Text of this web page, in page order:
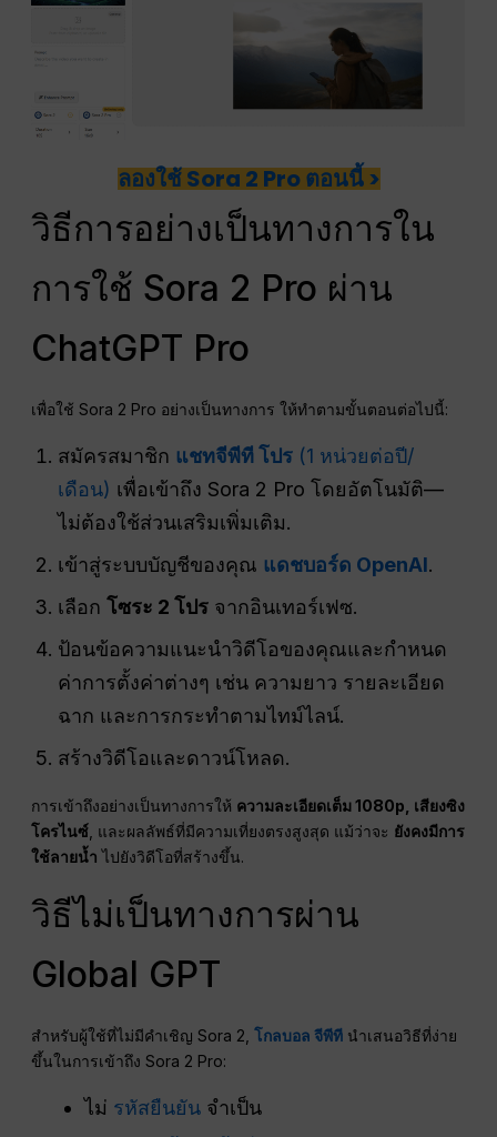
ลองใช้ Sora 2 Pro ตอนนี้ >
วิธีการอย่างเป็นทางการใน
การใช้ Sora 2 Pro ผ่าน
ChatGPT Pro
เพื่อใช้ Sora 2 Pro อย่างเป็นทางการ ให้ทำตามขั้นตอนต่อไปนี้:
สมัครสมาชิก แชทจีพีที โปร (1 หน่วยต่อปี/
เดือน) เพื่อเข้าถึง Sora 2 Pro โดยอัตโนมัติ—
ไม่ต้องใช้ส่วนเสริมเพิ่มเติม.
เข้าสู่ระบบบัญชีของคุณ แดชบอร์ด OpenAI.
เลือกโซระ 2 โปร จากอินเทอร์เฟซ.
ป้อนข้อความแนะนำวิดีโอของคุณและกำหนด
ค่าการตั้งค่าต่างๆ เช่น ความยาว รายละเอียด
ฉาก และการกระทำตามไทม์ไลน์.
สร้างวิดีโอและดาวน์โหลด.
การเข้าถึงอย่างเป็นทางการให้ ความละเอียดเต็ม 1080p, เสียงซิง
โครไนซ์ , และผลลัพธ์ที่มีความเที่ยงตรงสูงสุด แม้ว่าจะ ยังคงมีการ
ใช้ลายน้ำ ไปยังวิดีโอที่สร้างขึ้น.
วิธีไม่เป็นทางการผ่าน
Global GPT
สำหรับผู้ใช้ที่ไม่มีคำเชิญ Sora 2,โกลบอล จีพีที นำเสนอวิธีที่ง่าย
ขึ้นในการเข้าถึง Sora 2 Pro:
ไม่ รหัสยืนยัน จำเป็น